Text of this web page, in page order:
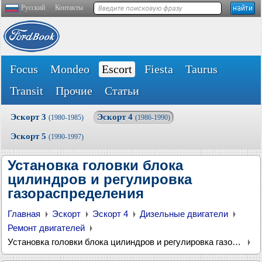
Русский Контакты
Focus Mondeo Escort Fiesta
Taurus
Transit
Прочие Статьи
Эскорт 3 (1980-1985) Эскорт 4 (1986-1990)
Эскорт 5 (1990-1997)
Установка головки блока
цилиндров и регулировка
газораспределения
Главная Эскорт Эскорт 4
Дизельные двигатели
Ремонт двигателей
Установка головки блока цилиндров и регулировка газораспределения